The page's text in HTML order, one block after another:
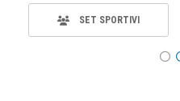
SET SPORTIVI